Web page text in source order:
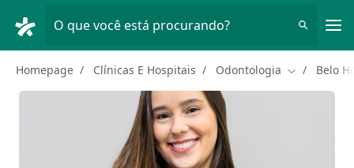
O que você está procurando?
Homepage Clínicas E Hospitais Odontologia Mudar de
Belo